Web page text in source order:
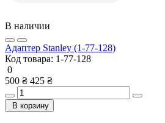
В наличии
Адаптер Stanley (1-77-128)
Код товара: 1-77-128
0
500 ₴ 425 ₴
В корзину